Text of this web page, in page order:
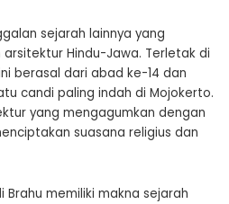
sejarah lainnya yang
Hindu-Jawa. Terletak di
berasal dari abad ke-14 dan
candi paling indah di Mojokerto.
yang mengagumkan dengan
suasana religius dan
Brahu memiliki makna sejarah